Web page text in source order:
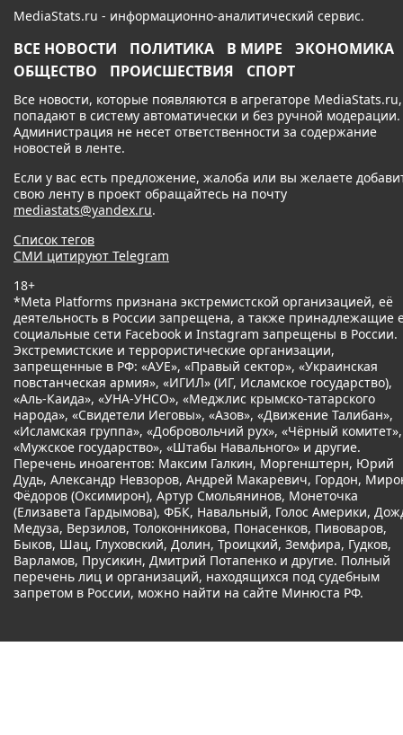
MediaStats.ru - информационно-аналитический сервис.
ВСЕ НОВОСТИ ПОЛИТИКА В МИРЕ
ЭКОНОМИКА
ОБЩЕСТВО
ПРОИСШЕСТВИЯ СПОРТ
Все новости, которые появляются в агрегаторе MediaStats.ru,
попадают в систему автоматически и без ручной модерации.
Администрация не несет ответственности за содержание
новостей в ленте.
Если у вас есть предложение, жалоба или вы желаете
свою ленту в проект обращайтесь на почту
mediastats@yandex.ru.
Список тегов
СМИ цитируют Telegram
18+
*Meta Platforms признана экстремистской организацией, её
деятельность в России запрещена, а также принадлежащие
социальные сети Facebook и Instagram запрещены в России.
Экстремистские и террористические организации,
запрещенные в РФ: «АУЕ», «Правый сектор», «Украинская
повстанческая армия», «ИГИЛ» (ИГ, Исламское государство),
«Аль-Каида», «УНА-УНСО», «Меджлис крымско-татарского
народа», «Свидетели Иеговы», «Азов», «Движение Талибан»,
«Исламская группа», «Добровольчий рух», «Чёрный комитет»,
«Мужское государство», «Штабы Навального» и другие.
Перечень иноагентов: Максим Галкин, Моргенштерн, Юрий
Дудь, Александр Невзоров, Андрей Макаревич, Гордон,
Фёдоров (Оксимирон), Артур Смольянинов, Монеточка
(Елизавета Гардымова), ФБК, Навальный, Голос Америки,
Медуза, Верзилов, Толоконникова, Понасенков, Пивоваров,
Быков, Шац, Глуховский, Долин, Троицкий, Земфира, Гудков,
Варламов, Прусикин, Дмитрий Потапенко и другие. Полный
перечень лиц и организаций, находящихся под судебным
запретом в России, можно найти на сайте Минюста РФ.